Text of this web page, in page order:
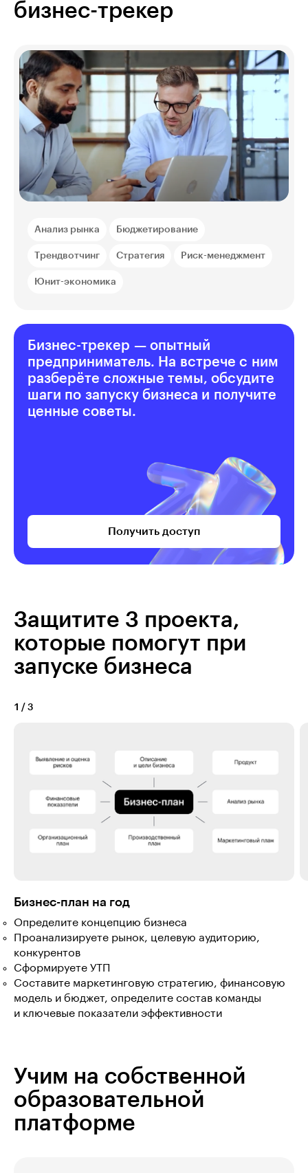
бизнес-трекер
Анализ рынка Бюджетирование
Трендвотчинг Стратегия Риск-менеджмент
Юнит-экономика
Бизнес-трекер — опытный
предприниматель. На встрече с ним
разберёте сложные темы, обсудите
шаги по запуску бизнеса и получите
ценные советы.
Получить доступ
Защитите 3 проекта,
которые помогут при
запуске бизнеса
1 / 3
Бизнес-план на год
Определите концепцию бизнеса
Проанализируете рынок, целевую аудиторию,
конкурентов
Сформируете УТП
Составите маркетинговую стратегию, финансовую
модель и бюджет, определите состав команды
и ключевые показатели эффективности
Учим на собственной
образовательной
платформе